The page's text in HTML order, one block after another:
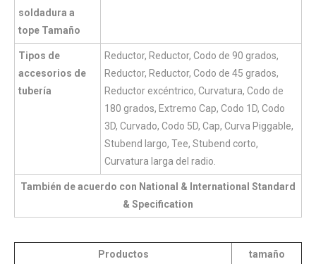
soldadura a
tope Tamaño
Tipos de
accesorios de
tubería
Reductor, Reductor, Codo de 90 grados,
Reductor, Reductor, Codo de 45 grados,
Reductor excéntrico, Curvatura, Codo de
180 grados, Extremo Cap, Codo 1D, Codo
3D, Curvado, Codo 5D, Cap, Curva Piggable,
Stubend largo, Tee, Stubend corto,
Curvatura larga del radio.
También de acuerdo con National & International Standard
& Specification
Productos tamaño